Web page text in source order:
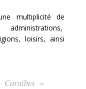
multiplicité de
loisirs, ainsi
Caraïbes »